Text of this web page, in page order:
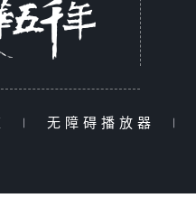
| 无障碍播放器 |